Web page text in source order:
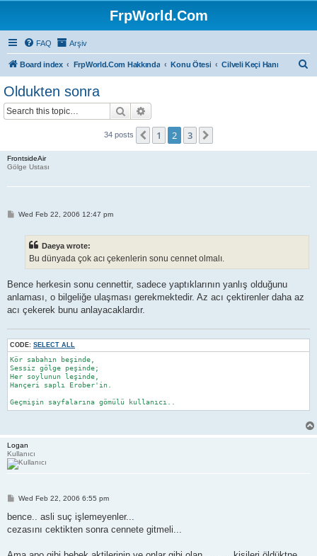
FrpWorld.Com
FAQ Arşiv
Board index FrpWorld.Com Hakkında Konu Ötesi Cilveli Keçi Hanı
Oldukten sonra
Search
34 posts Previous
1 2 3
FrontsideAir
Gölge Ustası
PWed Feb 22, 2006 12:47 pm
Daeya wrote:
Bu dünyada çok acı çekenlerin sonu cennet olmalı.
Bence herkesin sonu cennettir, sadece yaptıklarının yanlış olduğunu
anlaması, o bilgeliğe ulaşması gerekmektedir. Az acı çektirenler daha az
acı çekerek bunu anlayacaklardır.
CODE: SELECT ALL
Kör sabahın beşinde,
Sessiz gölge peşinde;
Her soylunun leşinde,
Hançeri saplı Erober'in.
Geçmişin sayfalarına gömülü kullanıcı..
Logan
Kullanıcı
P
s
Wed Feb 22, 2006 6:55 pm
bence.. asli suç işlemeyenler...
cezasını cektikten sonra cennete gitmeli...